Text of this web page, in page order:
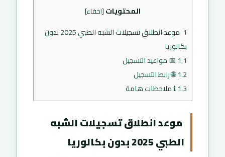
المحتويات [اخفاء]
1
موعد انطلاق تسجيلات الشبه الطبي 2025 بدون
بكالوريا
1.1 📅 مواعيد التسجيل
1.2🌐 رابط التسجيل
1.3ℹ ملاحظات هامة
موعد انطلاق تسجيلات الشبه
الطبي 2025 بدون بكالوريا